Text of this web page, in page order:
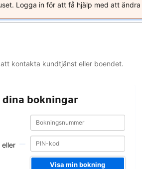
Logga in för att få hjälp med att
kontakta kundtjänst eller boendet.
bokningar
eller
Bokningsnummer
Bokningsnummer
Visa min bokning